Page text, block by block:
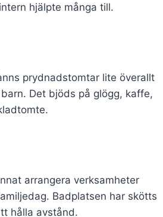
hjälpte många till.
prydnadstomtar lite överallt
Det bjöds på glögg, kaffe,
arrangera verksamheter
Badplatsen har skötts
hålla avstånd.